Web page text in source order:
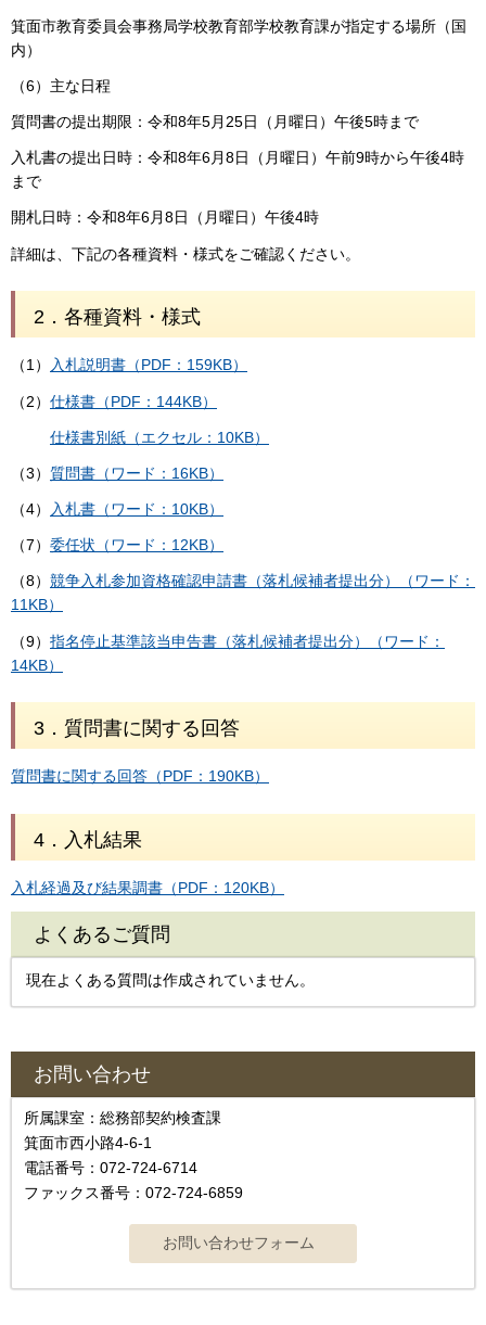
箕面市教育委員会事務局学校教育部学校教育課が指定する場所（国
内）
（6）主な日程
質問書の提出期限：令和8年5月25日（月曜日）午後5時まで
入札書の提出日時：令和8年6月8日（月曜日）午前9時から午後4時
まで
開札日時：令和8年6月8日（月曜日）午後4時
詳細は、下記の各種資料・様式をご確認ください。
2．各種資料・様式
（1） 入札説明書（PDF：159KB）
（2） 仕様書（PDF：144KB）
仕様書別紙（エクセル：10KB）
（3） 質問書（ワード：16KB）
（4） 入札書（ワード：10KB）
（7） 委任状（ワード：12KB）
（8） 競争入札参加資格確認申請書（落札候補者提出分）（ワード：
11KB）
（9） 指名停止基準該当申告書（落札候補者提出分）（ワード：
14KB）
3．質問書に関する回答
質問書に関する回答（PDF：190KB）
4．入札結果
入札経過及び結果調書（PDF：120KB）
よくあるご質問
現在よくある質問は作成されていません。
お問い合わせ
所属課室：総務部契約検査課
箕面市西小路4‐6‐1
電話番号：072-724-6714
ファックス番号：072-724-6859